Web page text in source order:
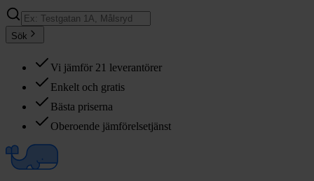
Sök
Vi jämför 21 leverantörer
Enkelt och gratis
Bästa priserna
Oberoende jämförelsetjänst